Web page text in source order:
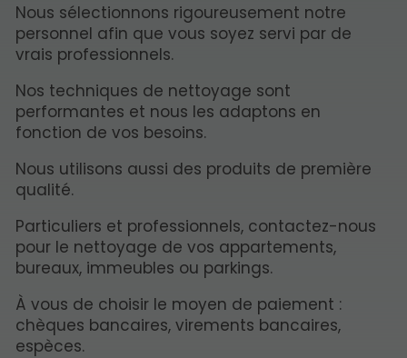
Nous sélectionnons rigoureusement notre
personnel afin que vous soyez servi par de
vrais professionnels.
Nos techniques de nettoyage sont
performantes et nous les adaptons en
fonction de vos besoins.
Nous utilisons aussi des produits de première
qualité.
Particuliers et professionnels, contactez-nous
pour le nettoyage de vos appartements,
bureaux, immeubles ou parkings.
À vous de choisir le moyen de paiement :
chèques bancaires, virements bancaires,
espèces.